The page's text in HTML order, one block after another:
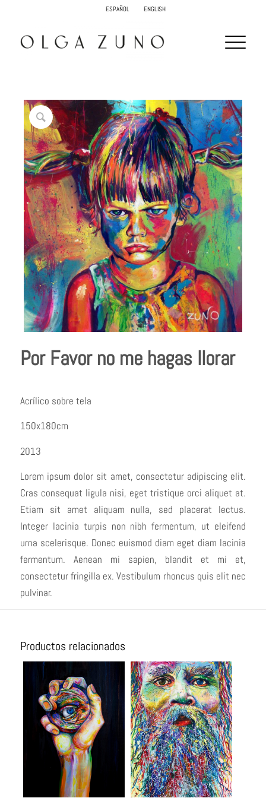
ESPAÑOL ENGLISH
Por Favor no me hagas llorar
Acrílico sobre tela
150x180cm
2013
Lorem ipsum dolor sit amet, consectetur adipiscing elit.
Cras consequat ligula nisi, eget tristique orci aliquet at.
Etiam sit amet aliquam nulla, sed placerat lectus.
Integer lacinia turpis non nibh fermentum, ut eleifend
urna scelerisque. Donec euismod diam eget diam lacinia
fermentum. Aenean mi sapien, blandit et mi et,
consectetur fringilla ex. Vestibulum rhoncus quis elit nec
pulvinar.
Productos relacionados
Ladrón de
miradas
Serenidad